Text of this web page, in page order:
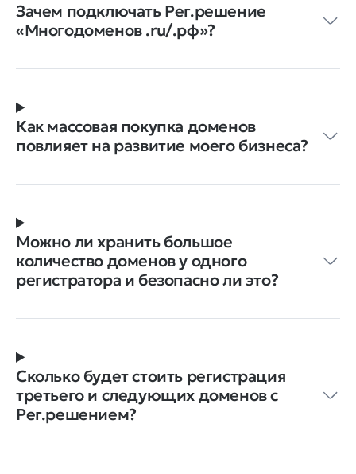
Зачем подключать Рег.решение
‭«Многодоменов .ru/.рф»?
Как массовая покупка доменов
повлияет на развитие моего бизнеса?
Можно ли хранить большое
количество доменов у одного
регистратора и безопасно ли это?
Сколько будет стоить регистрация
третьего и следующих доменов с
Рег.решением?